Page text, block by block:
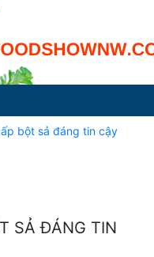
bột sả đáng tin cậy
SẢ ĐÁNG TIN